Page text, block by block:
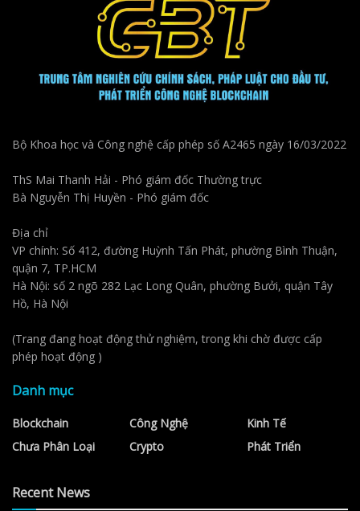
Bộ Khoa học và Công nghệ cấp phép số A2465 ngày 16/03/2022
ThS Mai Thanh Hải - Phó giám đốc Thường trực
Bà Nguyễn Thị Huyền - Phó giám đốc
Địa chỉ
VP chính: Số 412, đường Huỳnh Tấn Phát, phường Bình Thuận,
quận 7, TP.HCM
Hà Nội: số 2 ngõ 282 Lạc Long Quân, phường Bưởi, quận Tây
Hồ, Hà Nội
(Trang đang hoạt động thử nghiệm, trong khi chờ được cấp
phép hoạt động )
Danh mục
Blockchain
Chưa Phân Loại
Công Nghệ
Crypto
Kinh Tế
Phát Triển
Recent News